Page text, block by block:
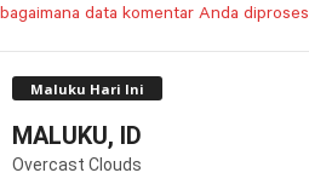
bagaimana data komentar Anda diproses
Maluku Hari Ini
MALUKU, ID
Overcast Clouds